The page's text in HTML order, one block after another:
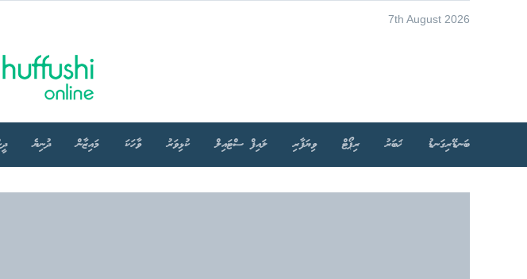
7th August 2026
ބަނޑޭރިގަނޑު ޚަބަރު ރިޕޯޓް ވިޔަފާރި ލައިފް ސްޓައިލް ކުޅިވަރު ވާހަކަ މައިޒާން ދުނިޔެ